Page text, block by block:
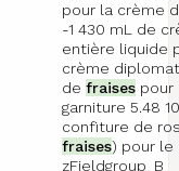
pour la crème
-1 430 mL de
entière liquide
crème
defraises pour
garniture 5.48
confiture de
fraises) pour le
zFieldgroup_B